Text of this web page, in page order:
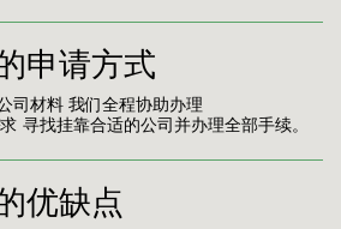
申请方式
司材料 我们全程协助办理
寻找挂靠合适的公司并办理全部手续。
优缺点